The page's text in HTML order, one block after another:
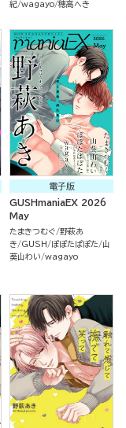
紀 wagayo 穂高へき
電子版
GUSHmaniaEX 2026
May
たまきつむぐ 野萩あ
き
GUSH ぽぽたぱぽた
山
葵山わい wagayo